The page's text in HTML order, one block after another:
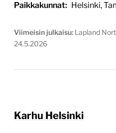
Paikkakunnat: Helsinki,
Viimeisin julkaisu: Lapland
24.5.2026
Karhu Helsinki